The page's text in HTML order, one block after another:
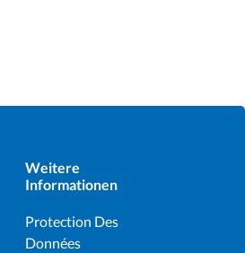
Weitere
Informationen
Protection Des
Données